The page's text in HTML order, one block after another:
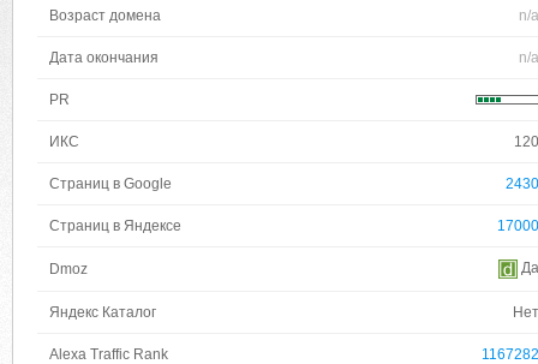
Возраст домена n/a
Дата окончания n/a
PR
ИКС 120
Страниц в Google 2430
Страниц в Яндексе 17000
Dmoz Да
Яндекс Каталог Нет
Alexa Traffic Rank 1167282